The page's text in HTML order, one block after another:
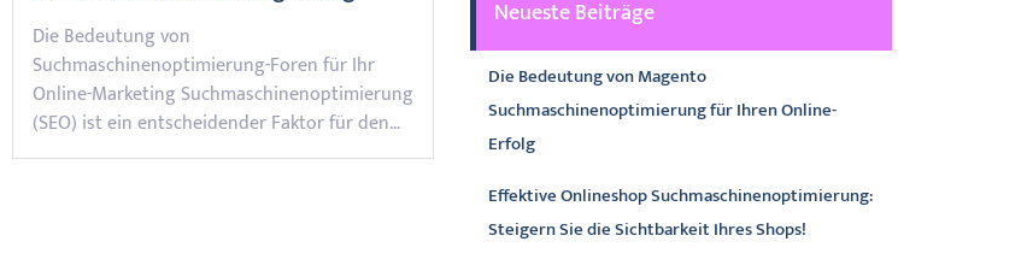
Die Bedeutung von
Suchmaschinenoptimierung-Foren für Ihr
Online-Marketing Suchmaschinenoptimierung
(SEO) ist ein entscheidender Faktor für den…
Neueste Beiträge
Die Bedeutung von Magento
Suchmaschinenoptimierung für Ihren Online-
Erfolg
Effektive Onlineshop Suchmaschinenoptimierung:
Steigern Sie die Sichtbarkeit Ihres Shops!